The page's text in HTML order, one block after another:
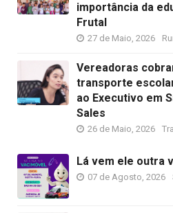
importância da
Frutal
27 de Maio, 2026
Vereadoras
transporte
ao Executivo em
Sales
26 de Maio, 2026
Lá vem ele outra
07 de Agosto, 2026